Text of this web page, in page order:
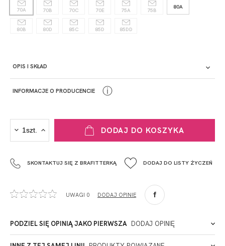
70A 70B 70C 70E 75A 75B
80A
80B 80D 85C 85D 85DD
OPIS I SKŁAD
INFORMACJE O PRODUCENCIE
+48 42 719 43 15
90-057
ADRES PUNKTU KONTAKTOWEGO
ⓘ
DODAJ DO KOSZYKA
SKONTAKTUJ SIĘ Z BRAFITTERKĄ DODAJ DO LISTY ŻYCZEŃ
UWAGI 0 DODAJ OPINIĘ
PODZIEL SIĘ OPINIĄ JAKO PIERWSZA DODAJ OPINIĘ